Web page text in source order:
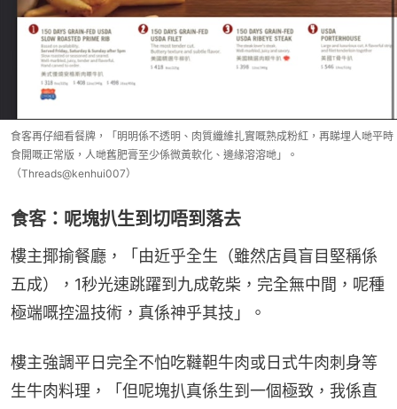
食客再仔細看餐牌，「明明係不透明、肉質纖維扎實嘅熟成粉紅，再睇埋人哋平時
食開嘅正常版，人哋舊肥膏至少係微黃軟化、邊緣溶溶哋」。
（Threads@kenhui007）
食客：呢塊扒生到切唔到落去
樓主揶揄餐廳，「由近乎全生（雖然店員盲目堅稱係
五成），1秒光速跳躍到九成乾柴，完全無中間，呢種
極端嘅控溫技術，真係神乎其技」。
樓主強調平日完全不怕吃韃靼牛肉或日式牛肉刺身等
生牛肉料理，「但呢塊扒真係生到一個極致，我係直